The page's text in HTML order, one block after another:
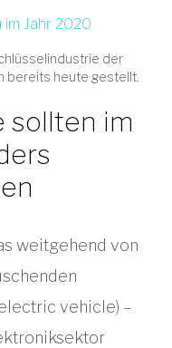
der
bereits heute gestellt.
im
weitgehend von
vehicle) –